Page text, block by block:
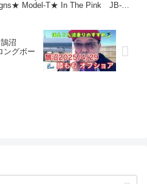
Model-T★ In The Pink JB-X
沼
ングボー